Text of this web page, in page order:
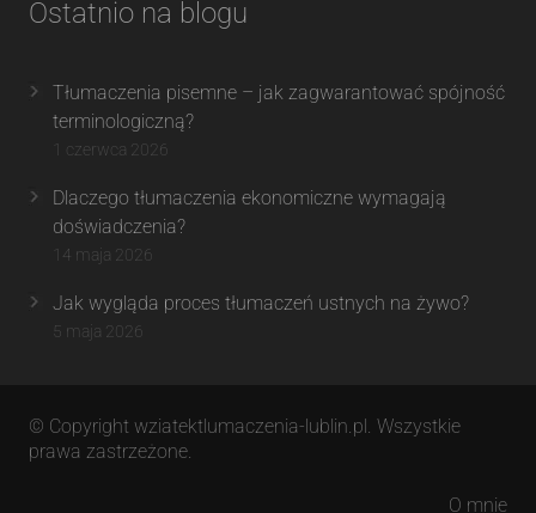
Ostatnio na blogu
Tłumaczenia pisemne – jak zagwarantować spójność
terminologiczną?
1 czerwca 2026
Dlaczego tłumaczenia ekonomiczne wymagają
doświadczenia?
14 maja 2026
Jak wygląda proces tłumaczeń ustnych na żywo?
5 maja 2026
© Copyright wziatektlumaczenia-lublin.pl. Wszystkie
prawa zastrzeżone.
O mnie